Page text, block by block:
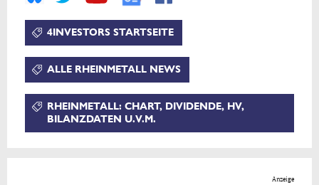
4INVESTORS STARTSEITE
ALLE RHEINMETALL NEWS
RHEINMETALL: CHART, DIVIDENDE, HV,
BILANZDATEN U.V.M.
Anzeige